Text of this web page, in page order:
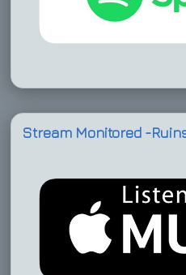
Stream Monitored -